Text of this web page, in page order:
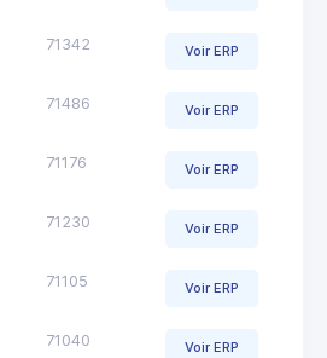
71342 Voir ERP
71486 Voir ERP
71176 Voir ERP
71230 Voir ERP
71105 Voir ERP
71040 Voir ERP